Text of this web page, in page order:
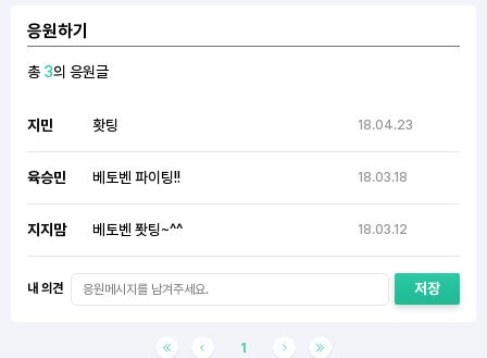
응원하기
총 3의 응원글
지민 홧팅 18.04.23
육승민 베토벤 파이팅!! 18.03.18
지지맘 베토벤 퐛팅~^^ 18.03.12
내 의견
1